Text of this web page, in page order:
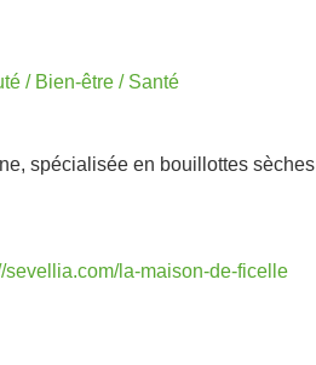
/ Bien-être / Santé
spécialisée en bouillottes sèches
sevellia.com/la-maison-de-ficelle